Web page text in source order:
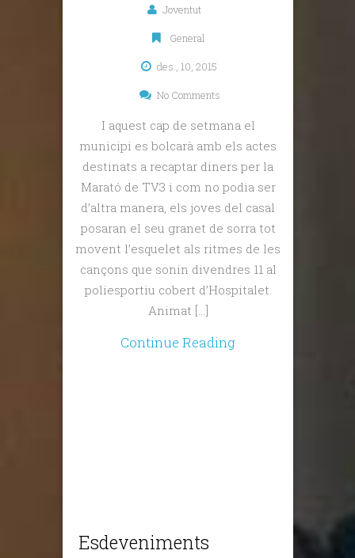
Joventut
General
des., 10, 2015
No Comments
I aquest cap de setmana el
municipi es bolcarà amb els actes
destinats a recaptar diners per la
Marató de TV3 i com no podia ser
d’altra manera, els joves del casal
posaran el seu granet de sorra tot
movent l’esquelet als ritmes de les
cançons que sonin divendres 11 al
poliesportiu cobert d’Hospitalet.
Animat […]
Continue Reading
Esdeveniments